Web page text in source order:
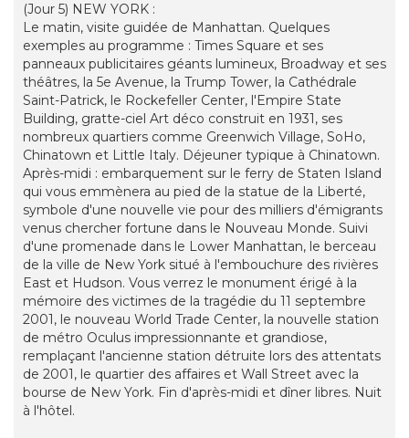
(Jour 5) NEW YORK :
Le matin, visite guidée de Manhattan. Quelques
exemples au programme : Times Square et ses
panneaux publicitaires géants lumineux, Broadway et ses
théâtres, la 5e Avenue, la Trump Tower, la Cathédrale
Saint-Patrick, le Rockefeller Center, l'Empire State
Building, gratte-ciel Art déco construit en 1931, ses
nombreux quartiers comme Greenwich Village, SoHo,
Chinatown et Little Italy. Déjeuner typique à Chinatown.
Après-midi : embarquement sur le ferry de Staten Island
qui vous emmènera au pied de la statue de la Liberté,
symbole d'une nouvelle vie pour des milliers d'émigrants
venus chercher fortune dans le Nouveau Monde. Suivi
d'une promenade dans le Lower Manhattan, le berceau
de la ville de New York situé à l'embouchure des rivières
East et Hudson. Vous verrez le monument érigé à la
mémoire des victimes de la tragédie du 11 septembre
2001, le nouveau World Trade Center, la nouvelle station
de métro Oculus impressionnante et grandiose,
remplaçant l'ancienne station détruite lors des attentats
de 2001, le quartier des affaires et Wall Street avec la
bourse de New York. Fin d'après-midi et dîner libres. Nuit
à l'hôtel.